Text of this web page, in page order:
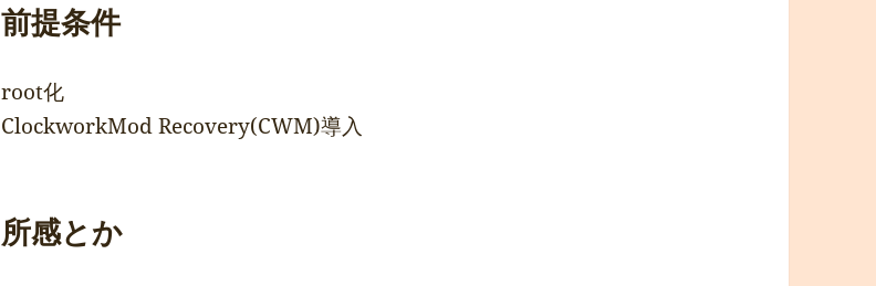
前提条件
root化
ClockworkMod Recovery(CWM)導入
所感とか